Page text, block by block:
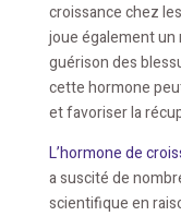
croissance chez
joue également un
guérison des
cette hormone
et favoriser la
L’hormone de
a suscité de
scientifique en